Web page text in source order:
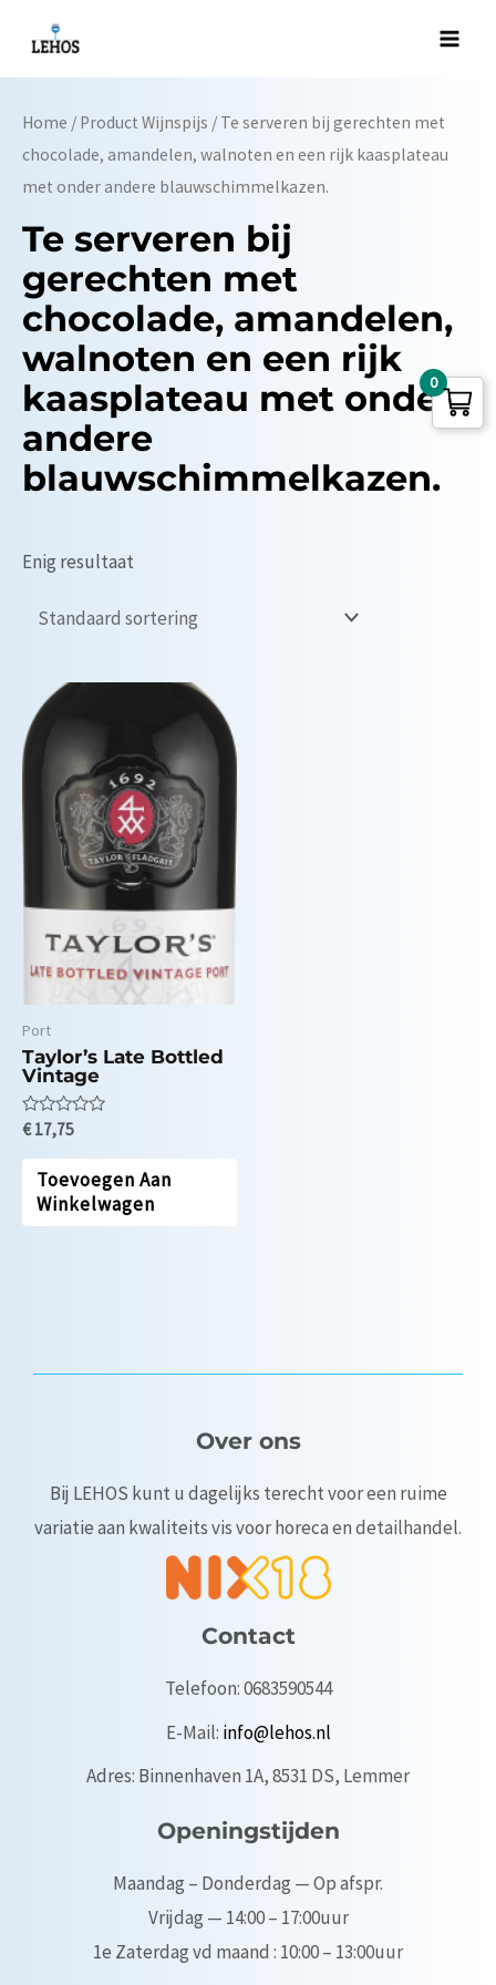
naar
de
inhoud
Home / Product Wijnspijs / Te serveren bij gerechten met
chocolade, amandelen, walnoten en een rijk kaasplateau
met onder andere blauwschimmelkazen.
Te serveren bij
gerechten met
chocolade, amandelen,
walnoten en een rijk
kaasplateau met onder
andere
blauwschimmelkazen.
Enig resultaat
Port
Taylor’s Late Bottled
Vintage
Waardering
uit
€17,75
Toevoegen Aan
Winkelwagen
Over ons
Bij LEHOS kunt u dagelijks terecht voor een ruime
variatie aan kwaliteits vis voor horeca en detailhandel.
Contact
Telefoon: 0683590544
E-Mail: info@lehos.nl
Adres: Binnenhaven 1A, 8531 DS, Lemmer
Openingstijden
Maandag – Donderdag — Op afspr.
Vrijdag — 14:00 – 17:00uur
1e Zaterdag vd maand : 10:00 – 13:00uur
0